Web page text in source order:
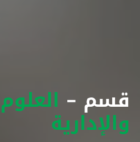
قسم -
والإدارية